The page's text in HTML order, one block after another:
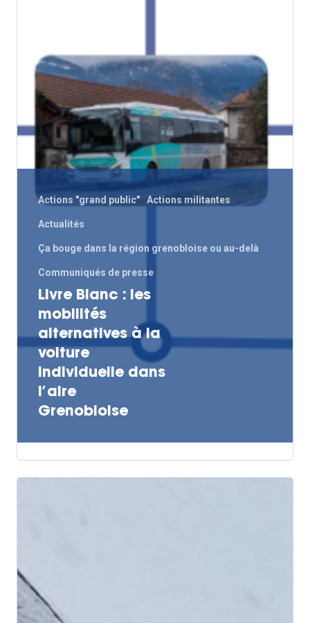
Actions "grand public" Actions militantes
Actualités
Ça bouge dans la région grenobloise ou au-delà
Communiqués de presse
Livre Blanc : les
mobilités
alternatives à la
voiture
individuelle dans
l’aire
Grenobloise